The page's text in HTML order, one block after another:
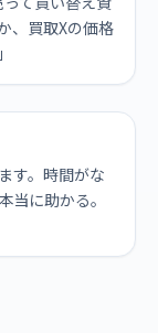
、買取Xの価格
す。時間がな
当に助かる。